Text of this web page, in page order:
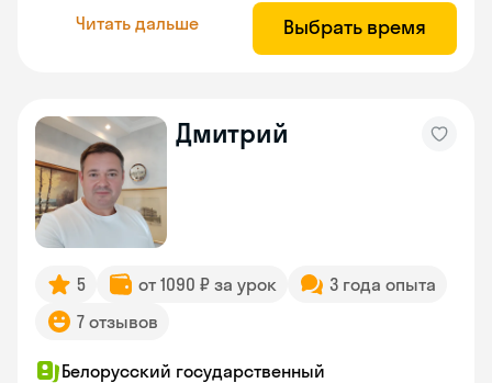
Читать дальше Выбрать время
Дмитрий
5 от 1090 ₽ за урок
3 года опыта
7 отзывов
Белорусский государственный